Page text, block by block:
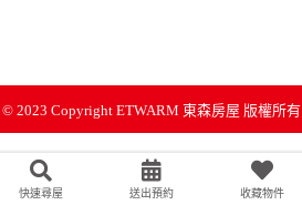
© 2023 Copyright ETWARM 東森房屋 版權所有
快速尋屋 送出預約 收藏物件